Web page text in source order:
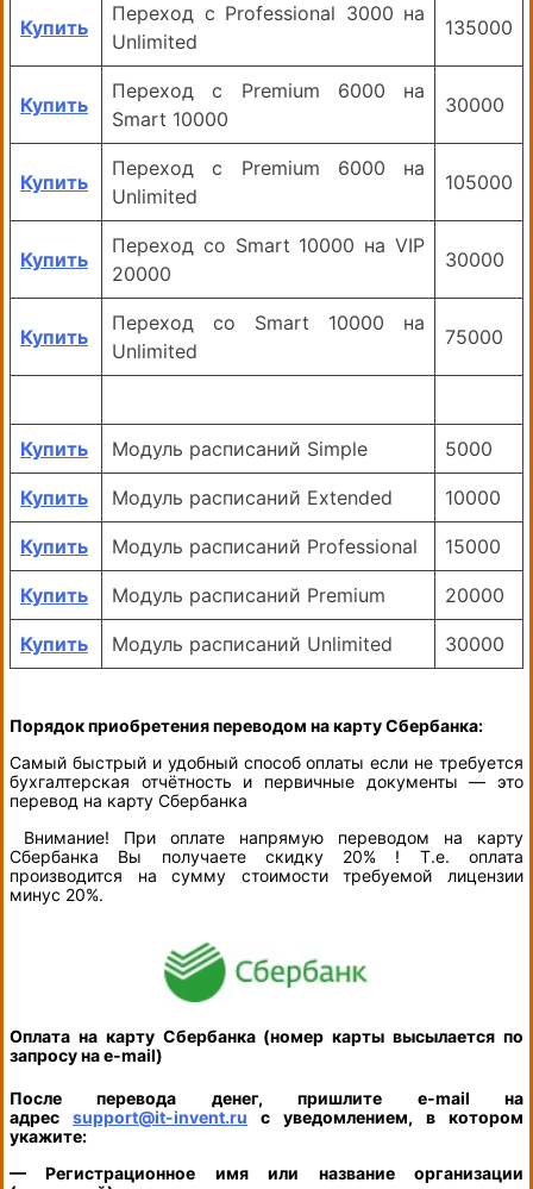
Купить
Переход с Professional 3000 на
Unlimited
135000
Купить
Переход с Premium 6000 на
Smart 10000
30000
Купить
Переход с Premium 6000 на
Unlimited
105000
Купить
Переход со Smart 10000 на VIP
20000
30000
Купить
Переход со Smart 10000 на
Unlimited
75000
Купить Модуль расписаний Simple 5000
Купить Модуль расписаний Extended 10000
Купить Модуль расписаний Professional 15000
Купить Модуль расписаний Premium 20000
Купить Модуль расписаний Unlimited 30000
Порядок приобретения переводом на карту Сбербанка:
Самый быстрый и удобный способ оплаты если не требуется
бухгалтерская отчётность и первичные документы — это
перевод на карту Сбербанка
Внимание! При оплате напрямую переводом на карту
Сбербанка Вы получаете скидку 20% ! Т.е. оплата
производится на сумму стоимости требуемой лицензии
минус 20%.
Оплата на карту Сбербанка (номер карты высылается по
запросу на e-mail)
После перевода денег, пришлите e-mail на
адрес support@it-invent.ru с уведомлением, в котором
укажите:
— Регистрационное имя или название организации